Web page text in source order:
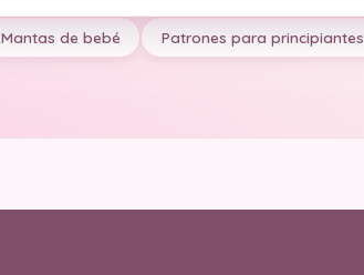
Mantas de bebé Patrones para principiantes